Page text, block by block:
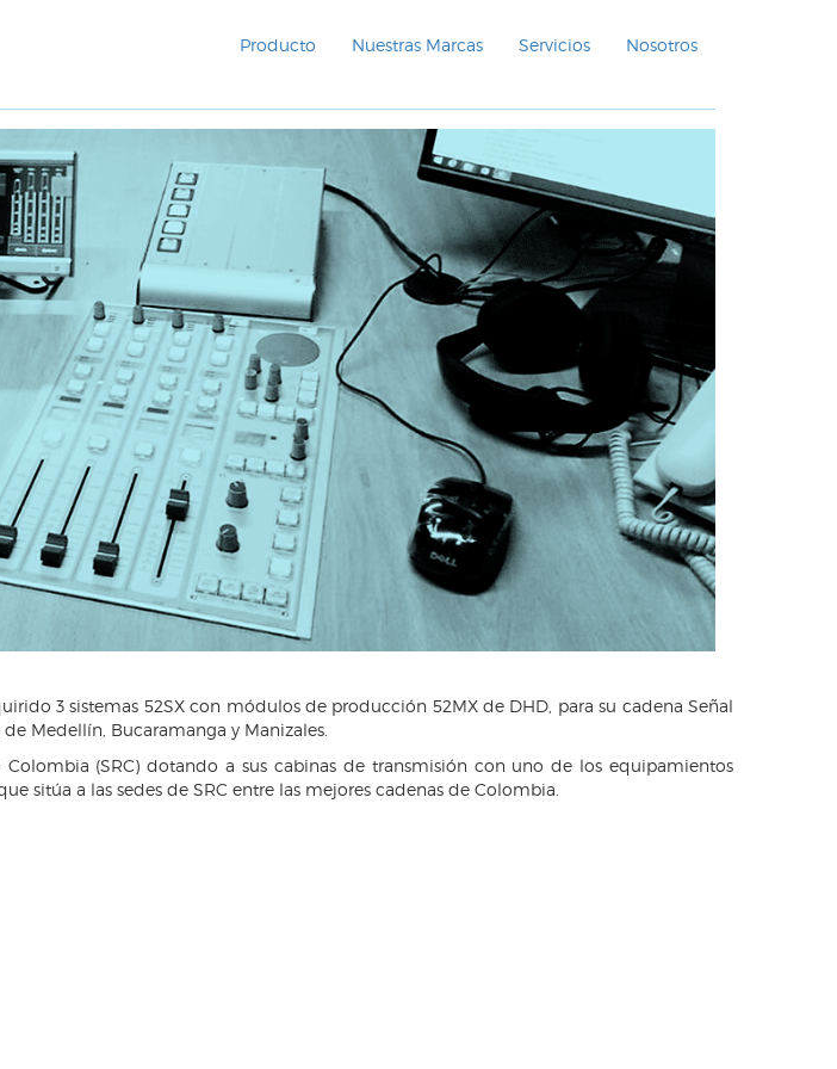
Producto Nuestras Marcas Servicios Nosotros
3 sistemas 52SX con módulos de producción 52MX de DHD, para su cadena Señal
Medellín, Bucaramanga y Manizales.
(SRC) dotando a sus cabinas de transmisión con uno de los equipamientos
sitúa a las sedes de SRC entre las mejores cadenas de Colombia.